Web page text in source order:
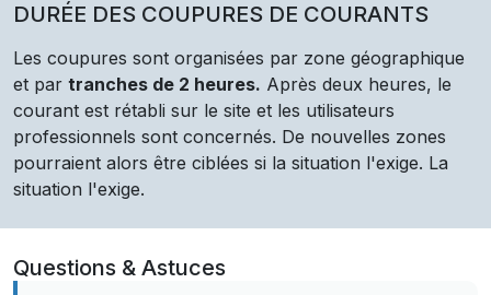
DURÉE DES COUPURES DE COURANTS
Les coupures sont organisées par zone géographique
et par tranches de 2 heures. Après deux heures, le
courant est rétabli sur le site et les utilisateurs
professionnels sont concernés. De nouvelles zones
pourraient alors être ciblées si la situation l'exige. La
situation l'exige.
Questions & Astuces